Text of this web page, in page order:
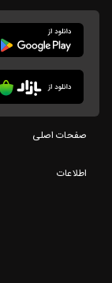
صفحات اصلی
اطلاعات